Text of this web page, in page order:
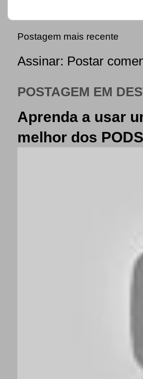
Postagem mais recente
Assinar: Postar
POSTAGEM EM
Aprenda a usar
melhor dos